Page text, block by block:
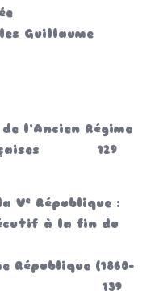
Guillaume
l’Ancien Régime
129
Ve République :
à la fin du
République (1860-
139